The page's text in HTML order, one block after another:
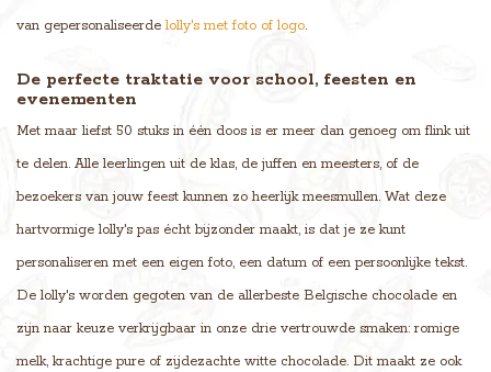
van gepersonaliseerde lolly's met foto of logo.
De perfecte traktatie voor school, feesten en
evenementen
Met maar liefst 50 stuks in één doos is er meer dan genoeg om flink uit
te delen. Alle leerlingen uit de klas, de juffen en meesters, of de
bezoekers van jouw feest kunnen zo heerlijk meesmullen. Wat deze
hartvormige lolly's pas écht bijzonder maakt, is dat je ze kunt
personaliseren met een eigen foto, een datum of een persoonlijke tekst.
De lolly's worden gegoten van de allerbeste Belgische chocolade en
zijn naar keuze verkrijgbaar in onze drie vertrouwde smaken: romige
melk, krachtige pure of zijdezachte witte chocolade. Dit maakt ze ook